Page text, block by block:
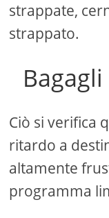
strappate,
strappato.
Ciò si verifica
ritardo a
altamente
programma